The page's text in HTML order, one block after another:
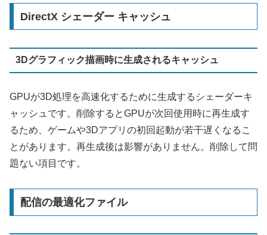
DirectX シェーダー キャッシュ
3Dグラフィック描画時に生成されるキャッシュ
GPUが3D処理を高速化するために生成するシェーダーキ
ャッシュです。削除するとGPUが次回使用時に再生成す
るため、ゲームや3Dアプリの初回起動が若干遅くなるこ
とがあります。再生成後は影響がありません。削除して問
題ない項目です。
配信の最適化ファイル